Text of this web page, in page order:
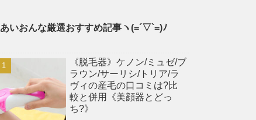
あいおんな厳選おすすめ記事ヽ(=´▽`=)ﾉ
《脱毛器》ケノン/ミュゼ/ブ
ラウン/サーリシ/トリア/ラ
ヴィの産毛の口コミは?比
較と併用《美顔器とどっ
ち?》